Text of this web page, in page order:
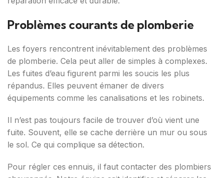
Problèmes courants de plomberie
Les foyers rencontrent inévitablement des problèmes
de plomberie. Cela peut aller de simples à complexes.
Les fuites d’eau figurent parmi les soucis les plus
répandus. Elles peuvent émaner de divers
équipements comme les canalisations et les robinets.
Il n’est pas toujours facile de trouver d’où vient une
fuite. Souvent, elle se cache derrière un mur ou sous
le sol. Ce qui complique sa détection.
Pour régler ces ennuis, il faut contacter des plombiers